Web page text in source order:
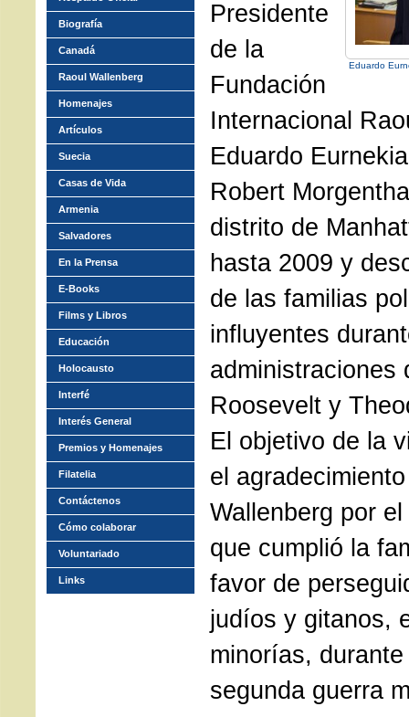
Eduardo
Presidente
de la
Fundación
Internacional
Eduardo
Robert
distrito de
hasta 2009 y
de las familias
influyentes
administraciones
Roosevelt y
El objetivo de la
el
Wallenberg por
que cumplió la
favor de
judíos y gitanos,
minorías,
segunda guerra
Biografía
Canadá
Raoul Wallenberg
Homenajes
Artículos
Suecia
Casas de Vida
Armenia
Salvadores
En la Prensa
E-Books
Films y Libros
Educación
Holocausto
Interfé
Interés General
Premios y Homenajes
Filatelia
Contáctenos
Cómo colaborar
Voluntariado
Links